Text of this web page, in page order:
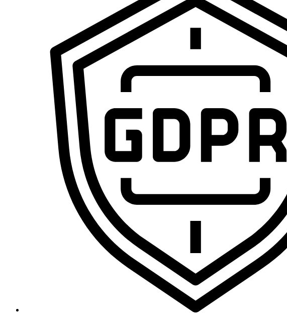
Domina la sistematización con IA y conviértete en el profesional que
Primeros Pasos en VA360
Ecosistema Claude desde cero: domina el chat, Skills, MCP y Claude Code
Curso de n8n 2.0: Domina las Automatizaciones de Cero a Experto [Edición 2026]
Curso de Agentes IA – De cero a experto
Marco Legal de la IA: RGPD, IA Act y Data Act para Profesionales
Curso de VibeCoding de Cero a Experto
Freepik Spaces desde cero: crea, organiza y automatiza contenido
Curso de CapCut de Cero a Experto por Ramon Teleco
Legal y Blog